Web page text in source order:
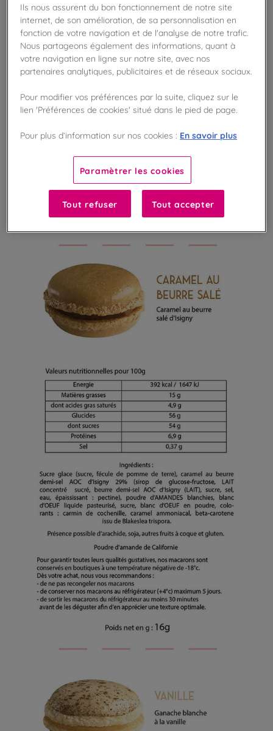
Ils nous assurent du bon fonctionnement de notre site
internet, de son amélioration, de sa personnalisation en
fonction de votre navigation et de l'analyse de notre trafic.
Nous partageons également des informations, quant à
votre navigation en ligne sur notre site, avec nos
partenaires analytiques, publicitaires et de réseaux sociaux.
Pour modifier vos préférences par la suite, cliquez sur le
lien 'Préférences de cookies' situé dans le pied de page.
Pour plus d’information sur nos cookies : En savoir plus
Paramètrer les cookies
Tout refuser Tout accepter